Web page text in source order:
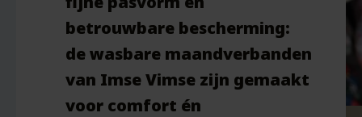
betrouwbare bescherming:
de wasbare maandverbanden
van Imse Vimse zijn gemaakt
voor comfort én